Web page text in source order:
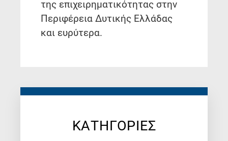
ΚΑΤΗΓΟΡΙΕΣ
της επιχειρηματικότητας στην
Περιφέρεια Δυτικής Ελλάδας
και ευρύτερα.